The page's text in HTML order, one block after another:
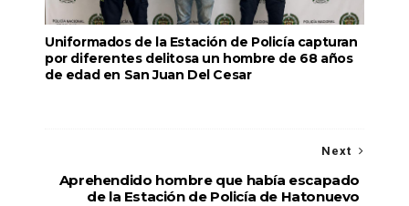
Uniformados de la Estación de Policía capturan
por diferentes delitosa un hombre de 68 años
de edad en San Juan Del Cesar
Next
Aprehendido hombre que había escapado
de la Estación de Policía de Hatonuevo